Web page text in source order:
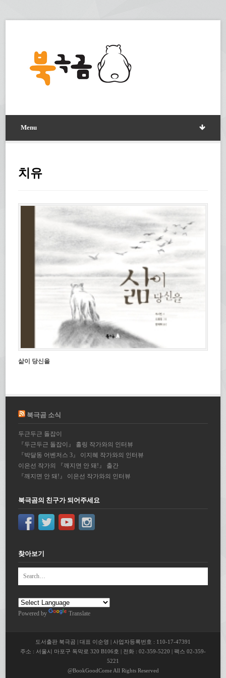
Menu
치유
삶이 당신을
북극곰 소식
두근두근 돌잡이
『두근두근 돌잡이』 홀링 작가와의 인터뷰
『박달동 어벤저스 3』 이지혜 작가와의 인터뷰
이은선 작가의 『깨지면 안 돼!』 출간
『깨지면 안 돼!』 이은선 작가와의 인터뷰
북극곰의 친구가 되어주세요
찾아보기
Powered by Translate
도서출판 북극곰 | 대표 이순영 | 사업자등록번호 : 110-17-47391
주소 : 서울시 마포구 독막로 320 B106호 | 전화 : 02-359-5220 | 팩스 02-359-
5221
@BookGoodCome All Rights Reserved